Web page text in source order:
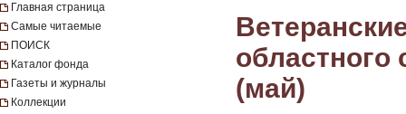
Главная страница
Самые читаемые
ПОИСК
Каталог фонда
Газеты и журналы
Коллекции
областного
(май)